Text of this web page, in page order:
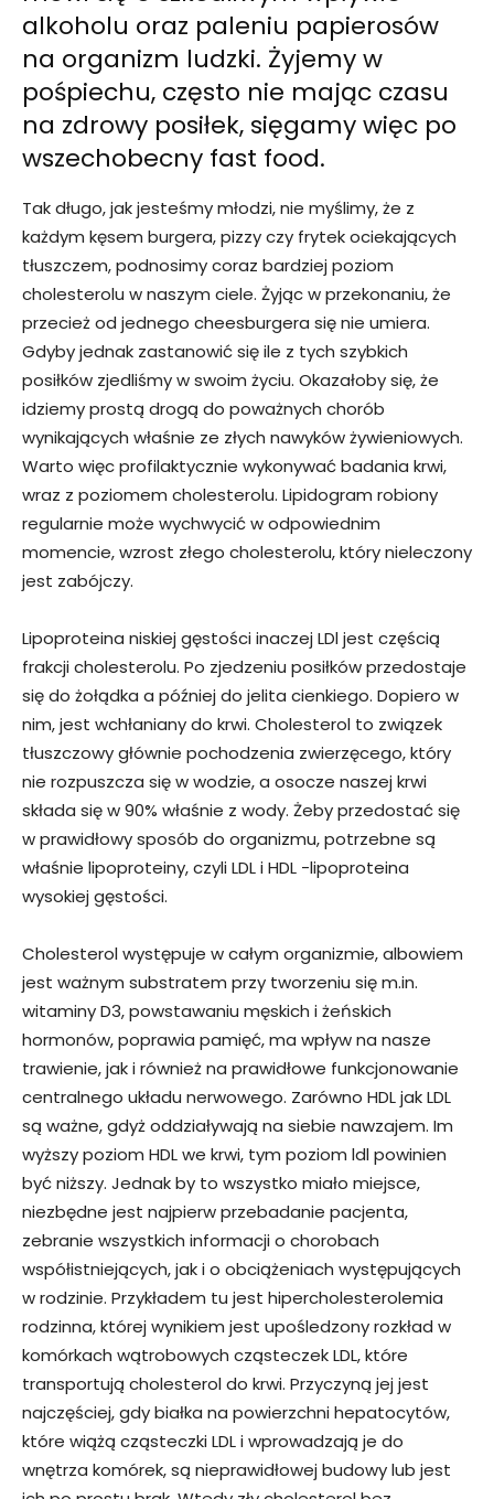
alkoholu oraz paleniu papierosów
na organizm ludzki. Żyjemy w
pośpiechu, często nie mając czasu
na zdrowy posiłek, sięgamy więc po
wszechobecny fast food.
Tak długo, jak jesteśmy młodzi, nie myślimy, że z
każdym kęsem burgera, pizzy czy frytek ociekających
tłuszczem, podnosimy coraz bardziej poziom
cholesterolu w naszym ciele. Żyjąc w przekonaniu, że
przecież od jednego cheesburgera się nie umiera.
Gdyby jednak zastanowić się ile z tych szybkich
posiłków zjedliśmy w swoim życiu. Okazałoby się, że
idziemy prostą drogą do poważnych chorób
wynikających właśnie ze złych nawyków żywieniowych.
Warto więc profilaktycznie wykonywać badania krwi,
wraz z poziomem cholesterolu. Lipidogram robiony
regularnie może wychwycić w odpowiednim
momencie, wzrost złego cholesterolu, który nieleczony
jest zabójczy.
Lipoproteina niskiej gęstości inaczej LDl jest częścią
frakcji cholesterolu. Po zjedzeniu posiłków przedostaje
się do żołądka a później do jelita cienkiego. Dopiero w
nim, jest wchłaniany do krwi. Cholesterol to związek
tłuszczowy głównie pochodzenia zwierzęcego, który
nie rozpuszcza się w wodzie, a osocze naszej krwi
składa się w 90% właśnie z wody. Żeby przedostać się
w prawidłowy sposób do organizmu, potrzebne są
właśnie lipoproteiny, czyli LDL i HDL -lipoproteina
wysokiej gęstości.
Cholesterol występuje w całym organizmie, albowiem
jest ważnym substratem przy tworzeniu się m.in.
witaminy D3, powstawaniu męskich i żeńskich
hormonów, poprawia pamięć, ma wpływ na nasze
trawienie, jak i również na prawidłowe funkcjonowanie
centralnego układu nerwowego. Zarówno HDL jak LDL
są ważne, gdyż oddziaływają na siebie nawzajem. Im
wyższy poziom HDL we krwi, tym poziom ldl powinien
być niższy. Jednak by to wszystko miało miejsce,
niezbędne jest najpierw przebadanie pacjenta,
zebranie wszystkich informacji o chorobach
współistniejących, jak i o obciążeniach występujących
w rodzinie. Przykładem tu jest hipercholesterolemia
rodzinna, której wynikiem jest upośledzony rozkład w
komórkach wątrobowych cząsteczek LDL, które
transportują cholesterol do krwi. Przyczyną jej jest
najczęściej, gdy białka na powierzchni hepatocytów,
które wiążą cząsteczki LDL i wprowadzają je do
wnętrza komórek, są nieprawidłowej budowy lub jest